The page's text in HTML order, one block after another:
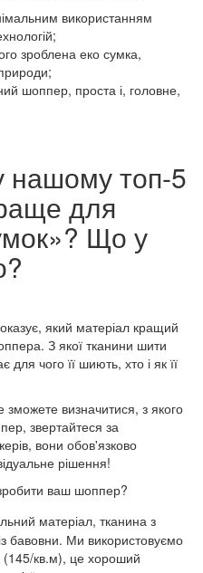
використанням
зроблена еко сумка,
шоппер, проста і, головне,
нашому топ-5
для
Що у
який матеріал кращий
З якої тканини шити
для чого її шиють, хто і як її
визначитися, з якого
звертайтеся за
вони обов'язково
рішення!
ваш шоппер?
матеріал, тканина з
бавовни. Ми використовуємо
(145/кв.м), це хороший